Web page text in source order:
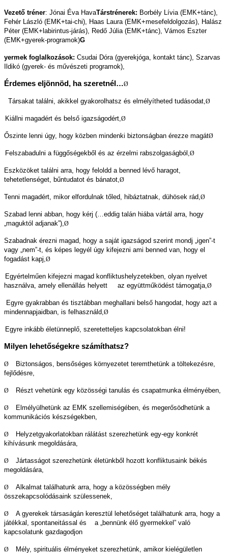
Vezető tréner: Jónai Éva HavaTárstrénerek: Borbély Lívia (EMK+tánc),
Fehér László (EMK+tai-chi), Haas Laura (EMK+mesefeldolgozás),
Halász
Péter (EMK+labirintus-járás), Redő Júlia (EMK+tánc), Vámos Eszter
(EMK+gyerek-programok)G
yermek foglalkozások: Csudai Dóra (gyerekjóga, kontakt tánc), Szarvas
Ildikó (gyerek- és művészeti programok),
Érdemes eljönnöd, ha szeretnél…Ø
Társakat találni, akikkel gyakorolhatsz és elmélyítheted tudásodat, Ø
Kiállni magadért és belső igazságodért, Ø
Őszinte lenni úgy, hogy közben mindenki biztonságban érezze magátØ
Felszabadulni a függőségekből és az érzelmi rabszolgaságból, Ø
Eszközöket találni arra, hogy feloldd a benned lévő haragot,
tehetetlenséget, bűntudatot és bánatot, Ø
Tenni magadért, mikor elfordulnak tőled, hibáztatnak, dühösek rád, Ø
Szabad lenni abban, hogy kérj (…eddig talán hiába vártál arra, hogy
„maguktól adjanak”), Ø
Szabadnak érezni magad, hogy a saját igazságod szerint mondj „igen”-t
vagy „nem”-t, és képes legyél úgy kifejezni ami benned van, hogy el
fogadást kapj, Ø
Egyértelműen kifejezni magad konfliktushelyzetekben, olyan nyelvet
használva, amely ellenállás helyett
az együttműködést támogatja, Ø
Egyre gyakrabban és tisztábban meghallani belső hangodat, hogy azt a
mindennapjaidban, is felhasználd, Ø
Egyre inkább életünneplő, szeretetteljes kapcsolatokban élni!
Milyen lehetőségekre számíthatsz?
Ø
Biztonságos, bensőséges környezetet teremthetünk a töltekezésre,
fejlődésre,
Ø Részt vehetünk egy közösségi tanulás és csapatmunka élményében,
Ø
Elmélyülhetünk az EMK szellemiségében, és megerősödhetünk a
kommunikációs készségekben,
Ø
Helyzetgyakorlatokban rálátást szerezhetünk egy-egy konkrét
kihívásunk megoldására,
Ø
Jártasságot szerezhetünk életünkből hozott konfliktusaink békés
megoldására,
Ø
Alkalmat találhatunk arra, hogy a közösségben mély
összekapcsolódásaink szülessenek,
Ø
A gyerekek társaságán keresztül lehetőséget találhatunk arra, hogy a
játékkal, spontaneitással és
a „bennünk élő gyermekkel” való
kapcsolatunk gazdagodjon
Ø Mély, spirituális élményeket szerezhetünk, amikor kielégületlen